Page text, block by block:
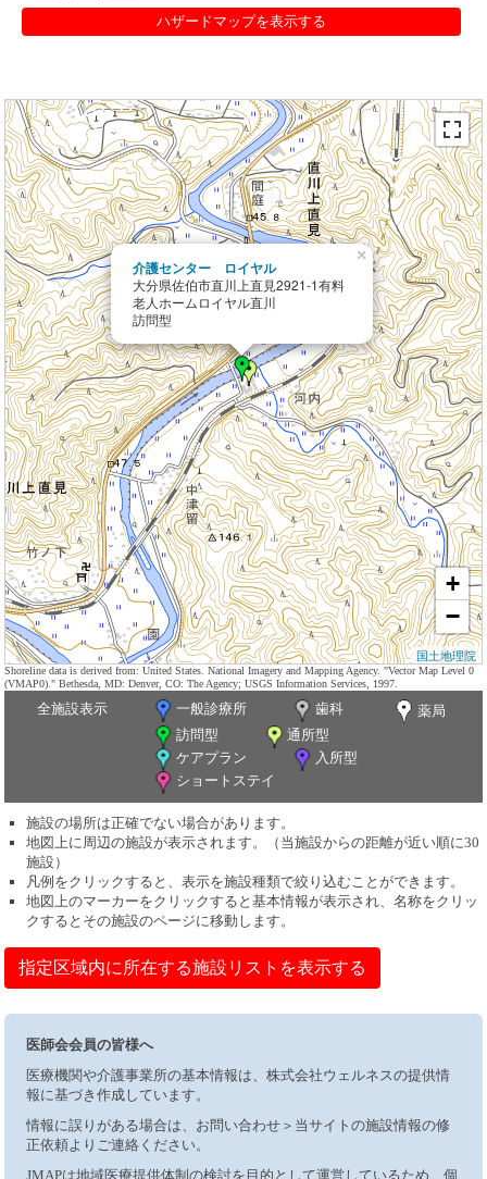
ハザードマップを表示する
介護センター ロイヤル
大分県佐伯市直川上直見2921-1有料
老人ホームロイヤル直川
訪問型
×
+
−
国土地理院
Shoreline data is derived from: United States. National Imagery and Mapping Agency. "Vector Map Level 0
(VMAP0)." Bethesda, MD: Denver, CO: The Agency; USGS Information Services, 1997.
全施設表示 一般診療所 歯科
薬局
訪問型
通所型
ケアプラン
入所型
ショートステイ
施設の場所は正確でない場合があります。
地図上に周辺の施設が表示されます。（当施設からの距離が近い順に30
施設）
凡例をクリックすると、表示を施設種類で絞り込むことができます。
地図上のマーカーをクリックすると基本情報が表示され、名称をクリッ
クするとその施設のページに移動します。
指定区域内に所在する施設リストを表示する
医師会会員の皆様へ
医療機関や介護事業所の基本情報は、株式会社ウェルネスの提供情
報に基づき作成しています。
情報に誤りがある場合は、お問い合わせ＞当サイトの施設情報の修
正依頼よりご連絡ください。
JMAPは地域医療提供体制の検討を目的として運営しているため、個